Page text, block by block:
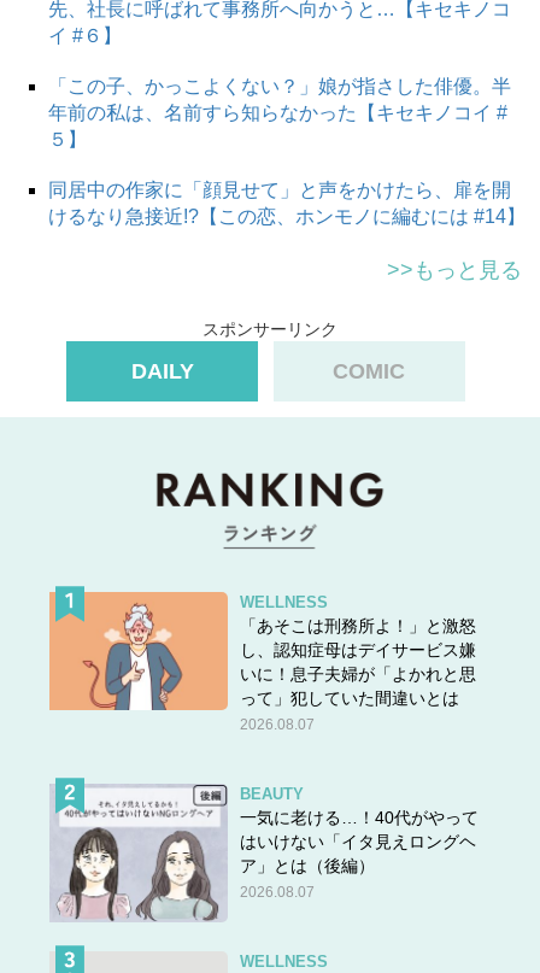
スポンサーリンク
＞＞次の話
先、社長に呼ばれて事務所へ向かうと…【キセキノコ
イ #６】
「この子、かっこよくない？」娘が指さした俳優。半
年前の私は、名前すら知らなかった【キセキノコイ #
５】
同居中の作家に「顔見せて」と声をかけたら、扉を開
けるなり急接近!?【この恋、ホンモノに編むには #14】
>>もっと見る
スポンサーリンク
DAILY COMIC
WELLNESS
「あそこは刑務所よ！」と激怒
し、認知症母はデイサービス嫌
いに！息子夫婦が「よかれと思
って」犯していた間違いとは
2026.08.07
BEAUTY
一気に老ける…！40代がやって
はいけない「イタ見えロングヘ
ア」とは（後編）
2026.08.07
WELLNESS